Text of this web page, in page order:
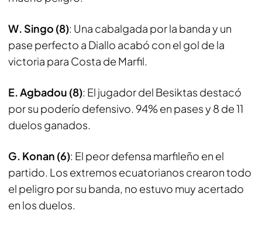
W. Singo (8): Una cabalgada por la banda y un
pase perfecto a Diallo acabó con el gol de la
victoria para Costa de Marfil.
E. Agbadou (8): El jugador del Besiktas destacó
por su poderío defensivo. 94% en pases y 8 de 11
duelos ganados.
G. Konan (6): El peor defensa marfileño en el
partido. Los extremos ecuatorianos crearon todo
el peligro por su banda, no estuvo muy acertado
en los duelos.